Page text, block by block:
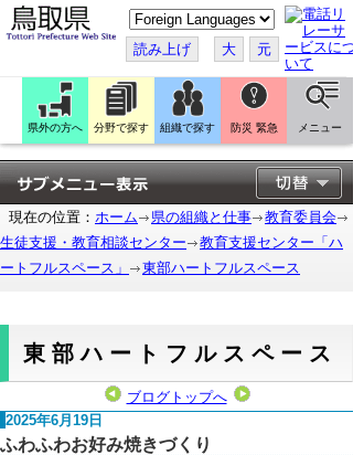
こ
の
ペ
ー
ジ
翻
訳
す
る
読み上げ 大 元
県外の方へ 分野で探す 組織で探す 防災 緊急 メニュー
現在の位置： ホーム 県の組織と仕事
教育委員会
生徒支援・教育相談センター
教育支援センター「ハ
ートフルスペース」
東部ハートフルスペース
東部ハートフルスペース
ブログトップへ
2025年6月19日
ふわふわお好み焼きづくり